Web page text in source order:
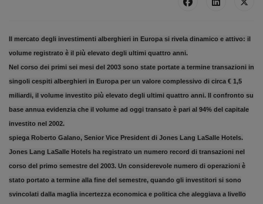
Il mercato degli investimenti alberghieri in Europa si rivela dinamico e attivo: il
volume registrato è il più elevato degli ultimi quattro anni.
Nel corso dei primi sei mesi del 2003 sono state portate a termine transazioni in
singoli cespiti alberghieri in Europa per un valore complessivo di circa € 1,5
miliardi, il volume investito più elevato degli ultimi quattro anni. Il confronto su
base annua evidenzia che il volume ad oggi transato è pari al 94% del capitale
investito nel 2002.
spiega Roberto Galano, Senior Vice President di Jones Lang LaSalle Hotels.
Jones Lang LaSalle Hotels ha registrato un numero record di transazioni nel
corso del primo semestre del 2003. Un considerevole numero di operazioni è
stato portato a termine alla fine del semestre, quando gli investitori si sono
svincolati dalla maglia incertezza economica e politica che aleggiava a livello